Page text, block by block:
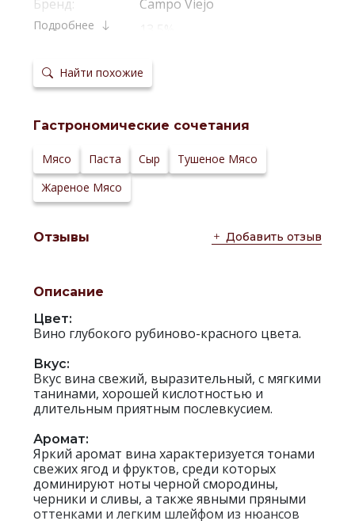
Бренд:
Campo Viejo
Крепость:
Виноград:
Темпранильо
хранения:
Температура
16–18 °С
Сайт
производителя:
Подробнее
Найти похожие
Гастрономические сочетания
Мясо Паста Сыр
Тушеное Мясо
Жареное Мясо
Отзывы Добавить отзыв
Описание
Цвет:
Вино глубокого рубиново-красного цвета.
Вкус:
Вкус вина свежий, выразительный, с мягкими
танинами, хорошей кислотностью и
длительным приятным послевкусием.
Аромат:
Яркий аромат вина характеризуется тонами
свежих ягод и фруктов, среди которых
доминируют ноты черной смородины,
черники и сливы, а также явными пряными
оттенками и легким шлейфом из нюансов